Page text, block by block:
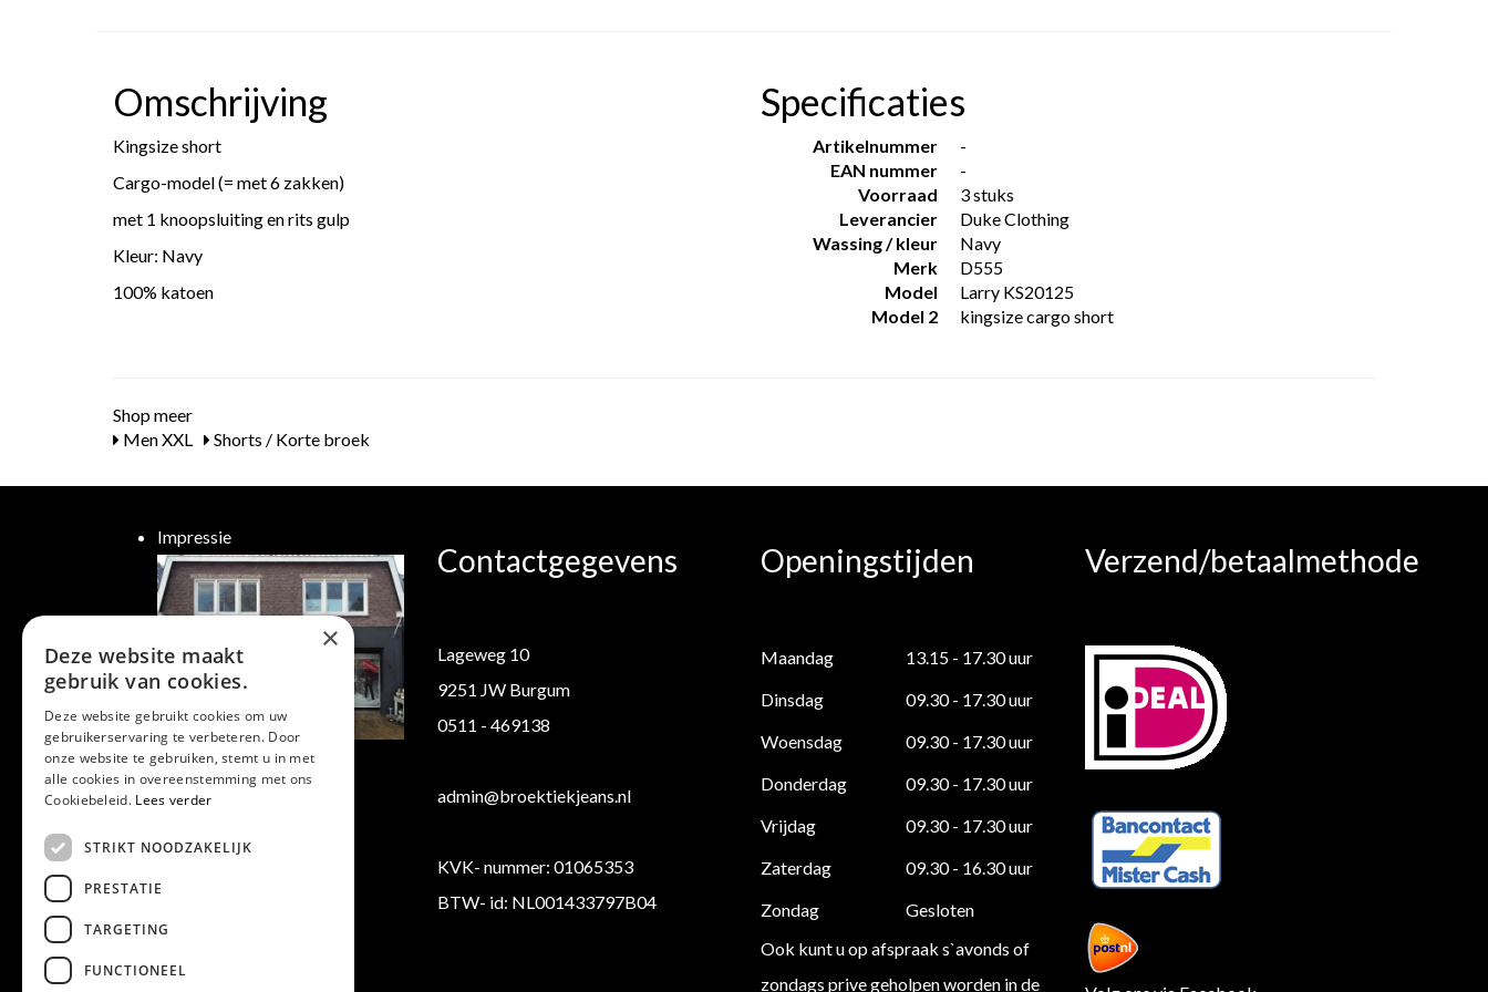
Omschrijving
Kingsize short
Cargo-model (= met 6 zakken)
met 1 knoopsluiting en rits gulp
Kleur: Navy
100% katoen
Specificaties
Artikelnummer
-
EAN nummer
-
Voorraad
3 stuks
Leverancier
Duke Clothing
Wassing / kleur
Navy
Merk
D555
Model
Larry KS20125
Model 2
kingsize cargo short
Shop meer
Men XXL
Shorts / Korte broek
Impressie
Klantenservice
Verzending/ Retourneren
Contactgegevens
Lageweg 10
9251 JW Burgum
0511 - 469138
admin@broektiekjeans.nl
KVK- nummer: 01065353
BTW- id: NL001433797B04
Openingstijden
Maandag
13.15 - 17.30 uur
Dinsdag
09.30 - 17.30 uur
Woensdag
09.30 - 17.30 uur
Donderdag
09.30 - 17.30 uur
Vrijdag
09.30 - 17.30 uur
Zaterdag
09.30 - 16.30 uur
Zondag
Gesloten
Ook kunt u op afspraak s`avonds of
zondags prive geholpen worden in de
Verzend/betaalmethode
×
Deze website maakt
gebruik van cookies.
Deze website gebruikt cookies om uw
gebruikerservaring te verbeteren. Door
onze website te gebruiken, stemt u in met
alle cookies in overeenstemming met ons
Cookiebeleid. Lees verder
STRIKT NOODZAKELIJK
PRESTATIE
TARGETING
FUNCTIONEEL